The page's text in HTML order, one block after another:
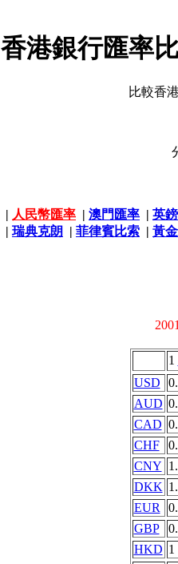
香港銀行匯率
比較香
| 人民幣匯率 | 澳門匯率 | 英
| 瑞典克朗 | 菲律賓比索 | 黃
1
USD
AUD
CAD
CHF
CNY
DKK
EUR
GBP
HKD 1